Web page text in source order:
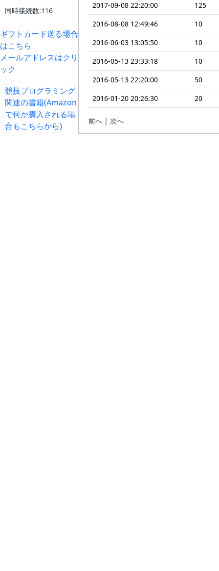
同時接続数:116
ギフトカード送る場合
はこちら
メールアドレスはクリ
ック
競技プログラミング
関連の書籍(Amazon
で何か購入される場
合もこちらから)
2017-09-08 22:20:00
125
2016-08-08 12:49:46
10
2016-06-03 13:05:50
10
2016-05-13 23:33:18
10
2016-05-13 22:20:00
50
2016-01-20 20:26:30
20
前へ | 次へ